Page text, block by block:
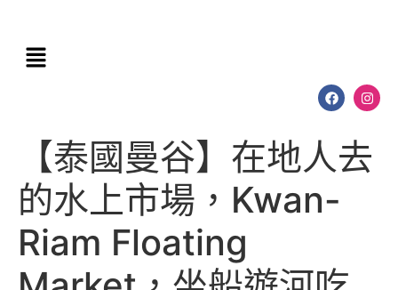
【泰國曼谷】在地人去
的水上市場，Kwan-
Riam Floating